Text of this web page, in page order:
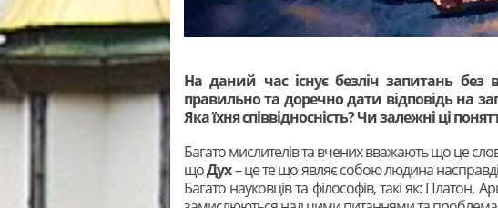
На даний час існує безліч запитань
правильно та доречно дати відповідь на
Яка їхня співвідносність? Чи залежні ці
Багато мислителів та вчених вважають що це
щоДух– це те що являє собою людина
Багато науковців та філософів, такі як: Платон,